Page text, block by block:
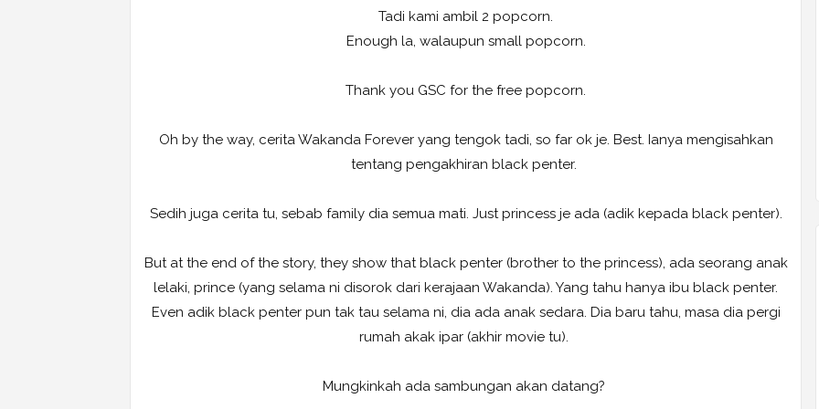
Tadi kami ambil 2 popcorn.
Enough la, walaupun small popcorn.
Thank you GSC for the free popcorn.
Oh by the way, cerita Wakanda Forever yang tengok tadi, so far ok je. Best. Ianya mengisahkan
tentang pengakhiran black penter.
Sedih juga cerita tu, sebab family dia semua mati. Just princess je ada (adik kepada black penter).
But at the end of the story, they show that black penter (brother to the princess), ada seorang anak
lelaki, prince (yang selama ni disorok dari kerajaan Wakanda). Yang tahu hanya ibu black penter.
Even adik black penter pun tak tau selama ni, dia ada anak sedara. Dia baru tahu, masa dia pergi
rumah akak ipar (akhir movie tu).
Mungkinkah ada sambungan akan datang?